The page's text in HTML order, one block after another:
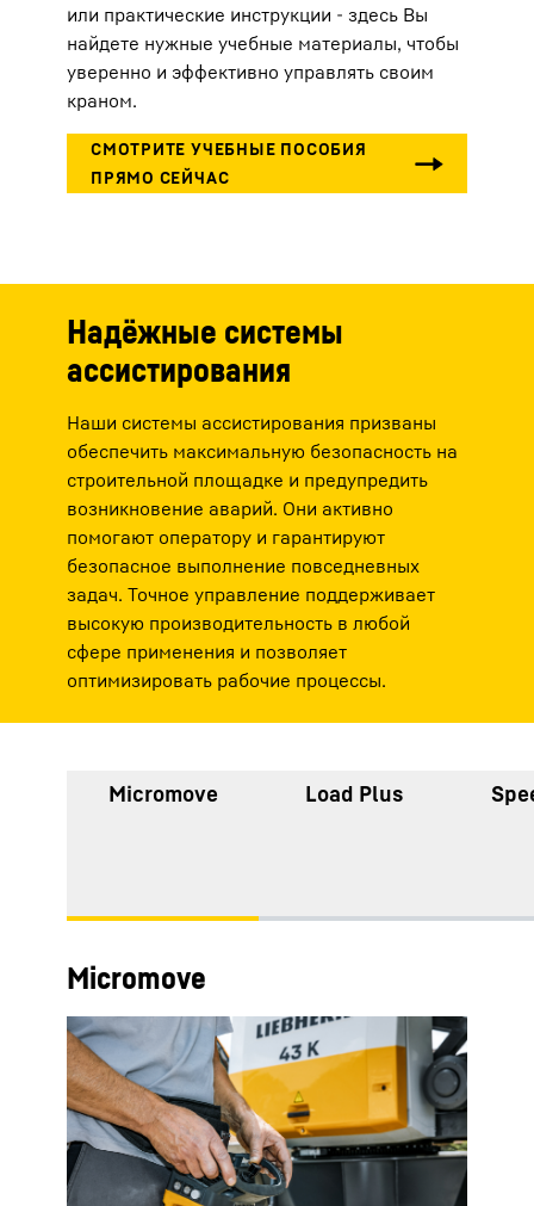
или практические инструкции - здесь Вы
найдете нужные учебные материалы, чтобы
уверенно и эффективно управлять своим
краном.
Надёжные системы
ассистирования
Наши системы ассистирования призваны
обеспечить максимальную безопасность на
строительной площадке и предупредить
возникновение аварий. Они активно
помогают оператору и гарантируют
безопасное выполнение повседневных
задач. Точное управление поддерживает
высокую производительность в любой
сфере применения и позволяет
оптимизировать рабочие процессы.
Micromove Load Plus
Micromove